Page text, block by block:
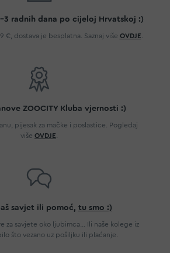
3 radnih dana po cijeloj Hrvatskoj :)
€, dostava je besplatna. Saznaj više OVDJE
ZOOCITY Kluba vjernosti :)
pijesak za mačke i poslastice. Pogledaj
više OVDJE
savjet ili pomoć, tu smo :)
za savjete oko ljubimca... Ili naše kolege iz
što vezano uz pošiljku ili plaćanje.